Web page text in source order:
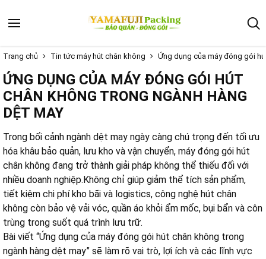
Trang chủ Tin tức máy hút chân không Ứng dụng của máy đóng gói
ỨNG DỤNG CỦA MÁY ĐÓNG GÓI HÚT
CHÂN KHÔNG TRONG NGÀNH HÀNG
DỆT MAY
Trong bối cảnh ngành dệt may ngày càng chú trọng đến tối ưu
hóa khâu bảo quản, lưu kho và vận chuyển, máy đóng gói hút
chân không đang trở thành giải pháp không thể thiếu đối với
nhiều doanh nghiệp.Không chỉ giúp giảm thể tích sản phẩm,
tiết kiệm chi phí kho bãi và logistics, công nghệ hút chân
không còn bảo vệ vải vóc, quần áo khỏi ẩm mốc, bụi bẩn và côn
trùng trong suốt quá trình lưu trữ.
Bài viết “Ứng dụng của máy đóng gói hút chân không trong
ngành hàng dệt may” sẽ làm rõ vai trò, lợi ích và các lĩnh vực